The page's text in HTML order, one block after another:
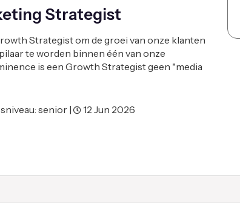
Strategist
Strategist om de groei van onze klanten
te worden binnen één van onze
is een Growth Strategist geen "media
senior | 12 Jun 2026